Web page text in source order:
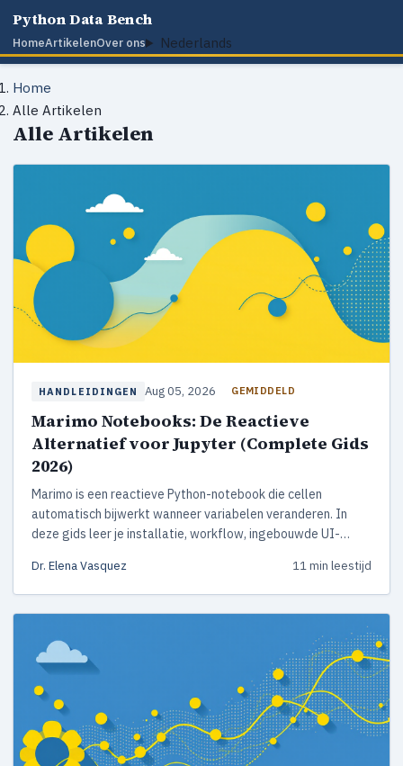
Python Data Bench
HomeArtikelenOver ons Nederlands
Home
Alle Artikelen
Alle Artikelen
HANDLEIDINGEN Aug 05, 2026 GEMIDDELD
Marimo Notebooks: De Reactieve
Alternatief voor Jupyter (Complete Gids
2026)
Marimo is een reactieve Python-notebook die cellen
automatisch bijwerkt wanneer variabelen veranderen. In
deze gids leer je installatie, workflow, ingebouwde UI-
voor data science.
Dr. Elena Vasquez 11 min leestijd